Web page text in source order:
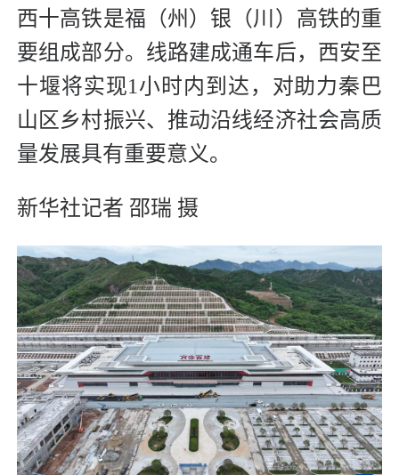
西十高铁是福（州）银（川）高铁的重
要组成部分。线路建成通车后，西安至
十堰将实现1小时内到达，对助力秦巴
山区乡村振兴、推动沿线经济社会高质
量发展具有重要意义。
新华社记者 邵瑞 摄